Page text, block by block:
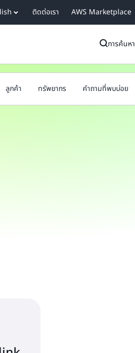
ติดต่อเรา AWS Marketplace
การค้นหา
ลูกค้า ทรัพยากร คำถามที่พบบ่อย